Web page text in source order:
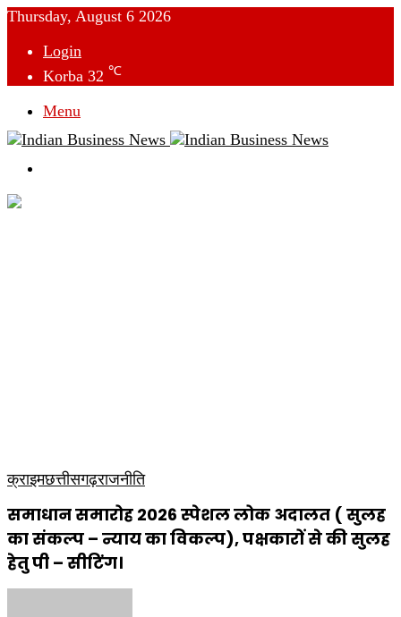
Thursday, August 6 2026
Login
Korba 32 ℃
Menu
क्राइमछत्तीसगढ़राजनीति
समाधान समारोह 2026 स्पेशल लोक अदालत ( सुलह
का संकल्प – न्याय का विकल्प), पक्षकारों से की सुलह
हेतु पी – सीटिंग।